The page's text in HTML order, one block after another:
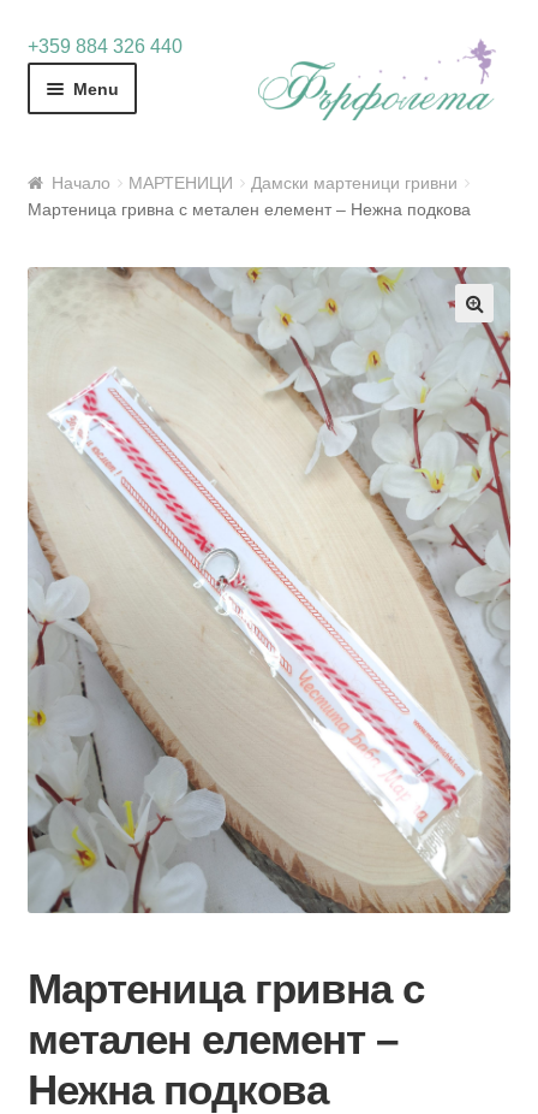
+359 884 326 440
Skip
Skip
Menu
Начало МАРТЕНИЦИ
Дамски мартеници гривни
Мартеница гривна с метален елемент – Нежна подкова
Мартеница гривна с
метален елемент –
Нежна подкова